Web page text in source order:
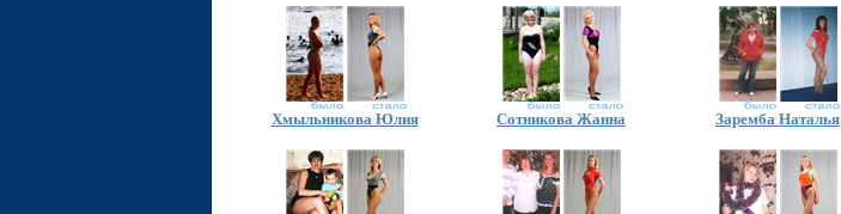
Хмыльникова Юлия Сотникова Жанна Заремба Наталья